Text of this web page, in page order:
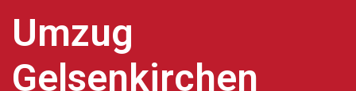
Umzug
Gelsenkirchen